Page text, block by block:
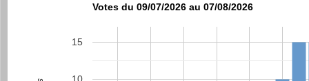
Votes du 09/07/2026 au 07/08/2026
15